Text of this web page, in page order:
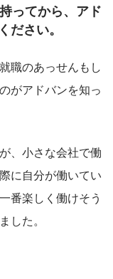
ってから、アド
ださい。
職のあっせんもし
がアドバンを知っ
、小さな会社で働
に自分が働いてい
番楽しく働けそう
した。